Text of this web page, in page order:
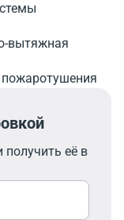
вытяжная
её в